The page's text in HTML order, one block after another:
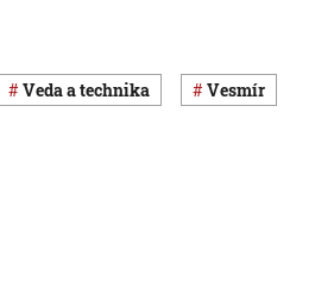
Veda a technika vesmír